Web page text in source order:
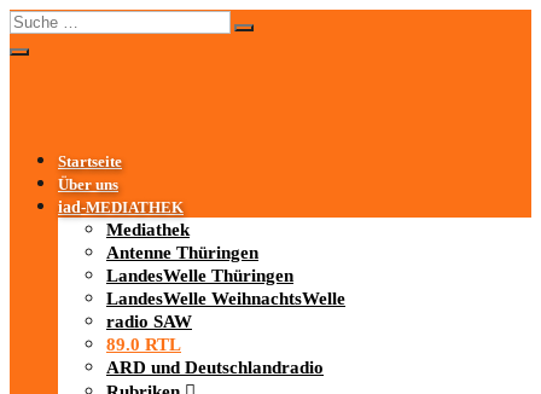
Startseite
Über uns
iad-MEDIATHEK
Mediathek
Antenne Thüringen
LandesWelle Thüringen
LandesWelle WeihnachtsWelle
radio SAW
89.0 RTL
ARD und Deutschlandradio